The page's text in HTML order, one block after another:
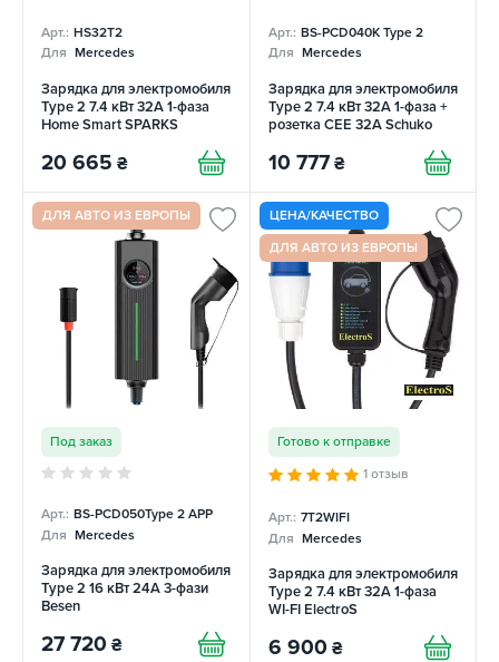
Арт.: HS32T2
Для Mercedes
Зарядка для электромобиля
Type 2 7.4 кВт 32А 1-фаза
Home Smart SPARKS
20 665 ₴
Арт.: BS-PCD040K Type 2
Для Mercedes
Зарядка для электромобиля
Type 2 7.4 кВт 32А 1-фаза +
розетка CEE 32A Schuko
10 777 ₴
ДЛЯ АВТО ИЗ ЕВРОПЫ
Под заказ
Арт.: BS-PCD050Type 2 APP
Для Mercedes
Зарядка для электромобиля
Type 2 16 кВт 24A 3-фази
Besen
27 720 ₴
ЦЕНА/КАЧЕСТВО
ДЛЯ АВТО ИЗ ЕВРОПЫ
Готово к отправке
1 отзыв
Арт.: 7T2WIFI
Для Mercedes
Зарядка для электромобиля
Type 2 7.4 кВт 32A 1-фаза
WI-FI ElectroS
6 900 ₴